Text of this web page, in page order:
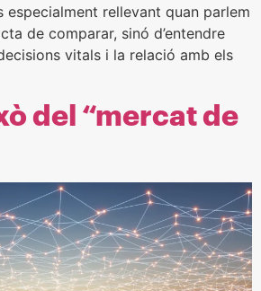
especialment rellevant quan parlem
de comparar, sinó d’entendre
vitals i la relació amb els
del “mercat de